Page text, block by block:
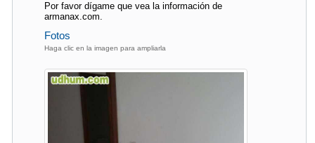
Por favor dígame que vea la información de
armanax.com.
Fotos
Haga clic en la imagen para ampliarla